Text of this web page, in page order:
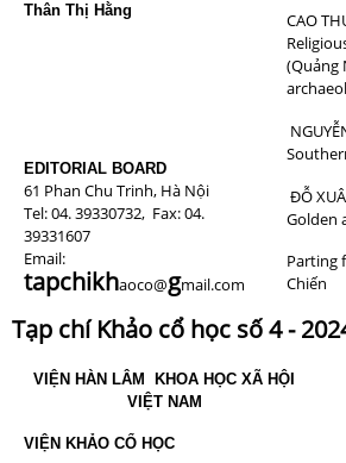
Thân Thị Hằng
EDITORIAL BOARD
61 Phan Chu Trinh, Hà Nội
Tel: 04. 39330732, Fax: 04.
39331607
Email:
tapchikhaoco@gmail.com
CAO
(Quảng
ĐỖ
Golden
Parting
Chiến
Tạp chí Khảo cổ học số 4 -
VIỆN HÀN LÂM
KHOA HỌC XÃ HỘI
VIỆT NAM
VIỆN KHẢO CỔ HỌC